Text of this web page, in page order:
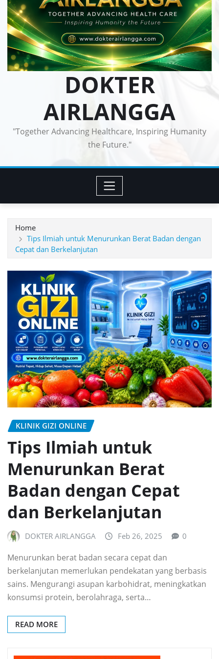
DOKTER
AIRLANGGA
"Together Advancing Healthcare, Inspiring Humanity
the Future."
Home
Tips Ilmiah untuk Menurunkan Berat Badan dengan
Cepat dan Berkelanjutan
KLINIK GIZI ONLINE
Tips Ilmiah untuk
Menurunkan Berat
Badan dengan Cepat
dan Berkelanjutan
DOKTER AIRLANGGA Feb 26, 2025 0
Menurunkan berat badan secara cepat dan
berkelanjutan memerlukan pendekatan yang berbasis
sains. Mengurangi asupan karbohidrat, meningkatkan
konsumsi protein, berolahraga, serta…
READ MORE